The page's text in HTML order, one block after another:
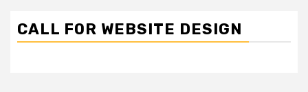
CALL FOR WEBSITE DESIGN